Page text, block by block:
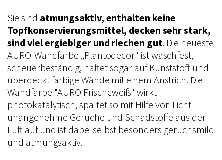
Sie sind atmungsaktiv, enthalten keine
Topfkonservierungsmittel, decken sehr stark,
sind viel ergiebiger und riechen gut. Die neueste
AURO-Wandfarbe „Plantodecor" ist waschfest,
scheuerbeständig, haftet sogar auf Kunststoff und
überdeckt farbige Wände mit einem Anstrich. Die
Wandfarbe "AURO Frischeweiß" wirkt
photokatalytisch, spaltet so mit Hilfe von Licht
unangenehme Gerüche und Schadstoffe aus der
Luft auf und ist dabei selbst besonders geruchsmild
und atmungsaktiv.